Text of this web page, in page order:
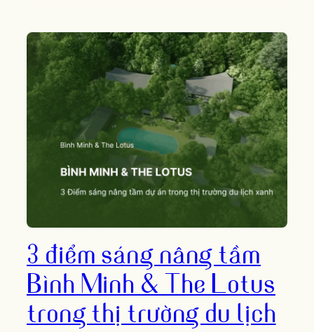
3 điểm sáng nâng tầm
Bình Minh & The Lotus
trong thị trường du lịch